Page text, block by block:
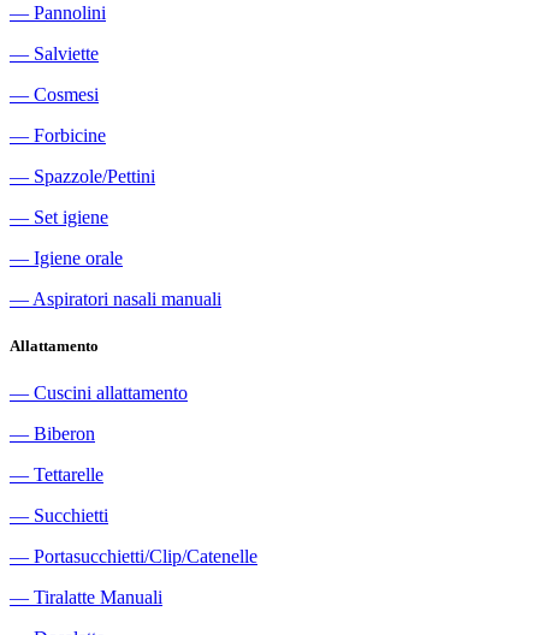
― Pannolini
― Salviette
― Cosmesi
― Forbicine
― Spazzole/Pettini
― Set igiene
― Igiene orale
― Aspiratori nasali manuali
Allattamento
― Cuscini allattamento
― Biberon
― Tettarelle
― Succhietti
― Portasucchietti/Clip/Catenelle
― Tiralatte Manuali